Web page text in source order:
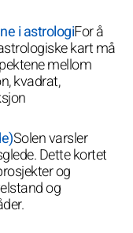
i astrologiFor å
kart må
mellom
kvadrat,
Solen varsler
Dette kortet
og
og